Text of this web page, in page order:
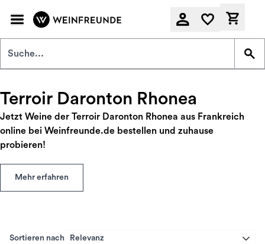
Terroir Daronton Rhonea
Jetzt Weine der Terroir Daronton Rhonea aus Frankreich
online bei Weinfreunde.de bestellen und zuhause
probieren!
Mehr erfahren
Sortieren nach Relevanz